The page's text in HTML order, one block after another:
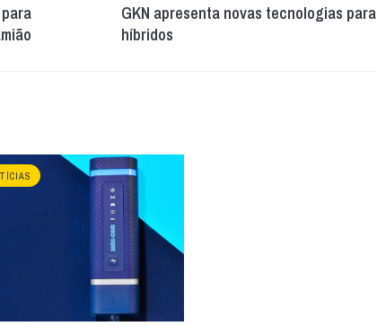
GKN apresenta novas tecnologias para
híbridos